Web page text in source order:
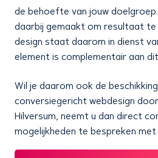
de behoefte van jouw
daarbij gemaakt om resultaat te
design staat daarom in dienst
element is complementair aan
Wil je daarom ook de
conversiegericht webdesign
Hilversum, neemt u dan direct
mogelijkheden te bespreken met